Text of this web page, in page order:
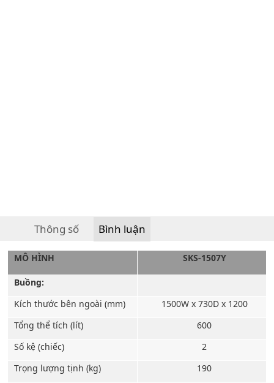
Thông số Bình luận
MÔ HÌNH SKS-1507Y
Buồng:
Kích thước bên ngoài (mm)
1500W x 730D x 1200
Tổng thể tích (lít)
600
Số kệ (chiếc)
2
Trọng lượng tịnh (kg)
190